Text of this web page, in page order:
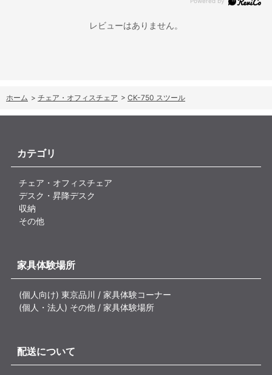
レビューはありません。
ホーム > チェア・オフィスチェア > CK-750 スツール
カテゴリ
チェア・オフィスチェア
デスク・昇降デスク
収納
その他
家具体験場所
(個人向け) 東京品川 / 家具体験コーナー
(個人・法人) その他 / 家具体験場所
配送について